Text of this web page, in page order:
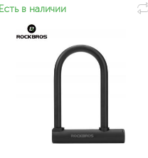
Есть в наличии